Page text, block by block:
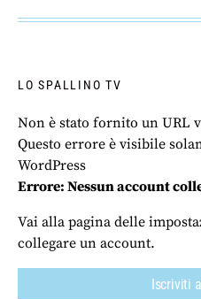
LO SPALLINO TV
Non è stato fornito un URL
Questo errore è visibile
WordPress
Errore: Nessun account
Vai alla pagina delle
collegare un account.
Iscriviti